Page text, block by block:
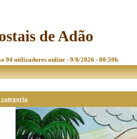
de Adão
94 utilizadores online - 9/8/2026 - 00:59h
categoria